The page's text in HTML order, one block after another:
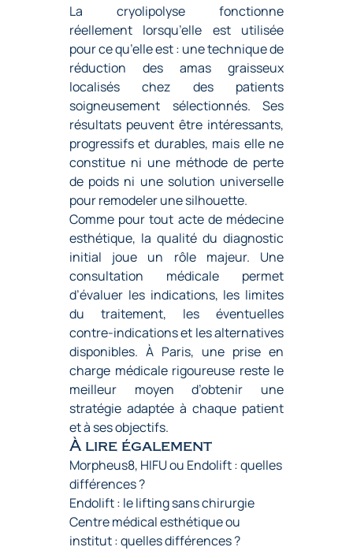
La cryolipolyse fonctionne
réellement lorsqu’elle est utilisée
pour ce qu’elle est : une technique de
réduction des amas graisseux
localisés chez des patients
soigneusement sélectionnés. Ses
résultats peuvent être intéressants,
progressifs et durables, mais elle ne
constitue ni une méthode de perte
de poids ni une solution universelle
pour remodeler une silhouette.
Comme pour tout acte de médecine
esthétique, la qualité du diagnostic
initial joue un rôle majeur. Une
consultation médicale permet
d’évaluer les indications, les limites
du traitement, les éventuelles
contre-indications et les alternatives
disponibles. À Paris, une prise en
charge médicale rigoureuse reste le
meilleur moyen d’obtenir une
stratégie adaptée à chaque patient
et à ses objectifs.
À lire également
Morpheus8, HIFU ou Endolift : quelles
différences ?
Endolift : le lifting sans chirurgie
Centre médical esthétique ou
institut : quelles différences ?